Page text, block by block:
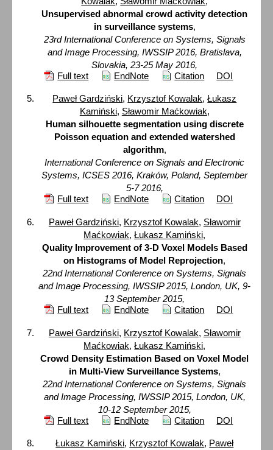
Unsupervised abnormal crowd activity detection
in surveillance systems,
23rd International Conference on Systems, Signals
and Image Processing, IWSSIP 2016, Bratislava,
Slovakia, 23-25 May 2016,
Full text
EndNote Citation DOI
Paweł Gardziński, Krzysztof Kowalak,Łukasz
Kamiński, Sławomir Maćkowiak,
Human silhouette segmentation using discrete
Poisson equation and extended watershed
algorithm,
International Conference on Signals and Electronic
Systems, ICSES 2016, Kraków, Poland, September
5-7 2016,
Full text
EndNote Citation DOI
Paweł Gardziński, Krzysztof Kowalak, Sławomir
Maćkowiak,Łukasz Kamiński,
Quality Improvement of 3-D Voxel Models Based
on Histograms of Model Reprojection,
22nd International Conference on Systems, Signals
and Image Processing, IWSSIP 2015, London, UK, 9-
13 September 2015,
Full text
EndNote Citation DOI
Paweł Gardziński, Krzysztof Kowalak, Sławomir
Maćkowiak,Łukasz Kamiński,
Crowd Density Estimation Based on Voxel Model
in Multi-View Surveillance Systems,
22nd International Conference on Systems, Signals
and Image Processing, IWSSIP 2015, London, UK,
10-12 September 2015,
Full text
EndNote Citation DOI
Łukasz Kamiński, Krzysztof Kowalak, Paweł